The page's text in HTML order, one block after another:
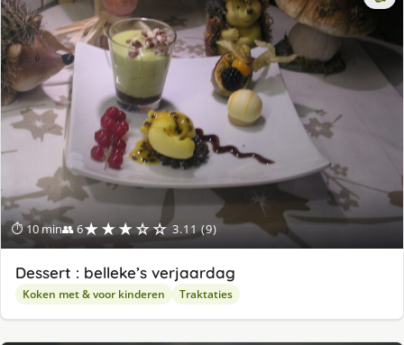
⏱ 10 min👥 6★★★☆☆ 3.11 (9)
Dessert : belleke’s verjaardag
Koken met & voor kinderen Traktaties